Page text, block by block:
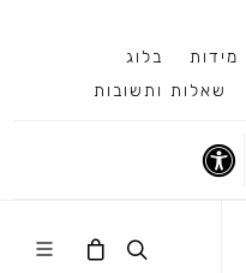
מידות
בלוג
שאלות ותשובות
צרו קשר